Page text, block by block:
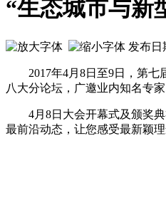
“生态城市与新
发布日
2017年4月8日至9日，第七
八大分论坛，广邀业内知名专
4月8日大会开幕式及颁奖典
最前沿动态，让您感受最新颖